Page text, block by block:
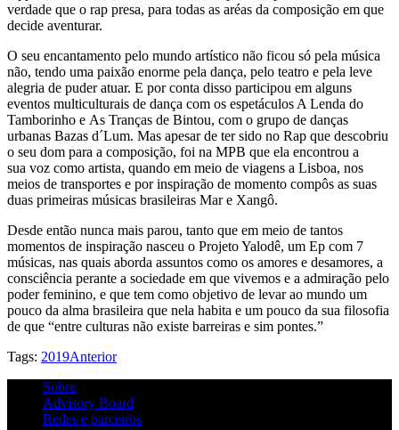
verdade que o rap presa, para todas as aréas da composição em que
decide aventurar.
O seu encantamento pelo mundo artístico não ficou só pela música
não, tendo uma paixão enorme pela dança, pelo teatro e pela leve
alegria de puder atuar. E por conta disso participou em alguns
eventos multiculturais de dança com os espetáculos A Lenda do
Tamborinho e As Tranças de Bintou, com o grupo de danças
urbanas Bazas d´Lum. Mas apesar de ter sido no Rap que descobriu
o seu dom para a composição, foi na MPB que ela encontrou a
sua voz como artista, quando em meio de viagens a Lisboa, nos
meios de transportes e por inspiração de momento compôs as suas
duas primeiras músicas brasileiras Mar e Xangô.
Desde então nunca mais parou, tanto que em meio de tantos
momentos de inspiração nasceu o Projeto Yalodê, um Ep com 7
músicas, nas quais aborda assuntos como os amores e desamores, a
consciência perante a sociedade em que vivemos e a admiração pelo
poder feminino, e que tem como objetivo de levar ao mundo um
pouco da alma brasileira que nela habita e um pouco da sua filosofia
de que “entre culturas não existe barreiras e sim pontes.”
Tags: 2019Anterior
Sobre
Advisory Board
Redes e parceiros